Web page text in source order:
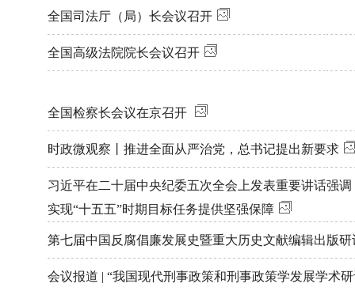
全国司法厅（局）长会议召开
全国高级法院院长会议召开
全国检察长会议在京召开
时政微观察丨推进全面从严治党，总书记提出新要求
习近平在二十届中央纪委五次全会上发表重要讲话强
实现“十五五”时期目标任务提供坚强保障
第七届中国反腐倡廉发展史暨重大历史文献编辑出版
会议报道 | “我国现代刑事政策和刑事政策学发展学术